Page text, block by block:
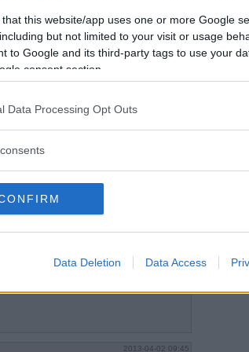
that this website/app uses one or more Google
but not limited to your visit or usage
to Google and its third-party tags to use your
consent section.
Data Processing Opt Outs
Data Deletion Data Access
2013-04-02 08:23
och har det kvar.
2013-04-02 08:56
2013-04-02 09:45
Vill